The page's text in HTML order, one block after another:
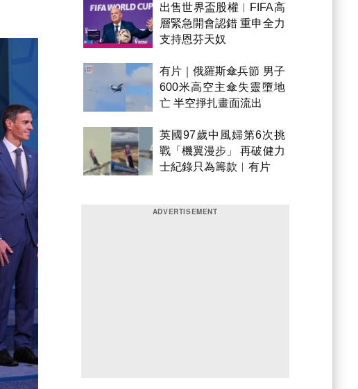
出售世界盃股權︱FIFA高
層緊急開會認錯 重申全力
支持恩芬天奴
有片｜俄羅斯傘兵節 男子
600米高空主傘失靈墮地
亡 半空掙扎畫面流出
英國97歲中風婦第6次挑
戰「機翼漫步」 再破健力
士紀錄只為籌款︱有片